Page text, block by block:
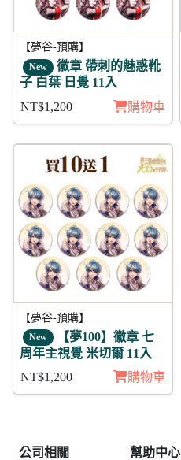
【夢谷-預購】
New 徽章 帶刺的魅惑靴
子 白葉 日覺 11入
NT$1,200
購物車
【夢谷-預購】
New 【夢100】徽章 七
周年主視覺 米切爾 11入
NT$1,200
購物車
公司相關 幫助中心